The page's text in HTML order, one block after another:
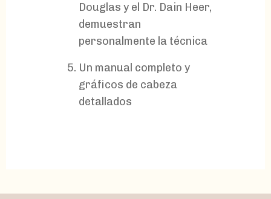
Douglas y el Dr. Dain Heer,
demuestran
personalmente la técnica
Un manual completo y
gráficos de cabeza
detallados